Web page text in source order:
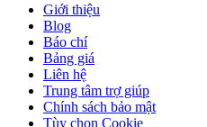
Giới thiệu
Blog
Báo chí
Bảng giá
Liên hệ
Trung tâm trợ giúp
Chính sách bảo mật
Tùy chọn Cookie